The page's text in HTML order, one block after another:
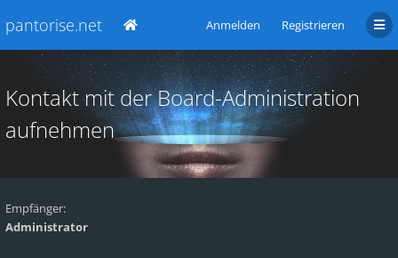
pantorise.net Anmelden Registrieren
Kontakt mit der Board-Administration
aufnehmen
Empfänger:
Administrator